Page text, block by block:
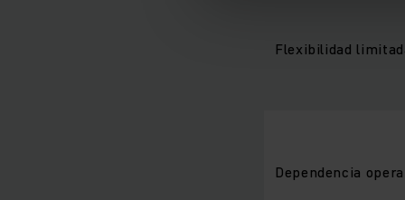
Flexibilidad
Dependencia